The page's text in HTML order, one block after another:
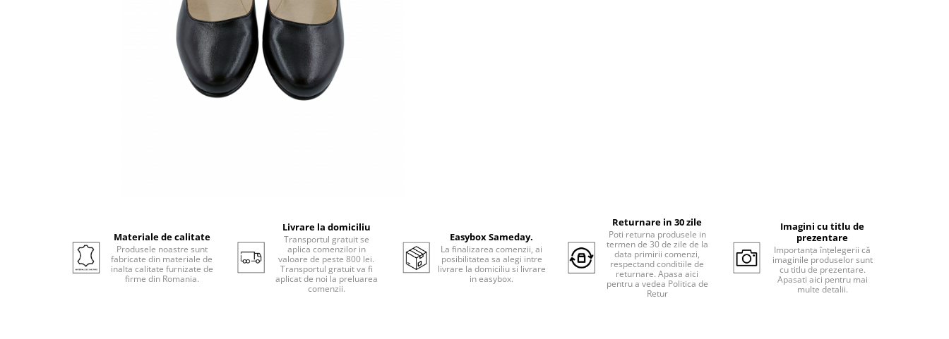
Materiale de calitate
Produsele noastre sunt
fabricate din materiale de
inalta calitate furnizate de
firme din Romania.
Livrare la domiciliu
Transportul gratuit se
aplica comenzilor in
valoare de peste 800 lei.
Transportul gratuit va fi
aplicat de noi la preluarea
comenzii.
Easybox Sameday.
La finalizarea comenzii, ai
posibilitatea sa alegi intre
livrare la domiciliu si livrare
in easybox.
Returnare in 30 zile
Poti returna produsele in
termen de 30 de zile de la
data primirii comenzi,
respectand conditiile de
returnare. Apasa aici
pentru a vedea Politica de
Retur
Imagini cu titlu de
prezentare
Importanța înțelegerii că
imaginile produselor sunt
cu titlu de prezentare.
Apasati aici pentru mai
multe detalii.